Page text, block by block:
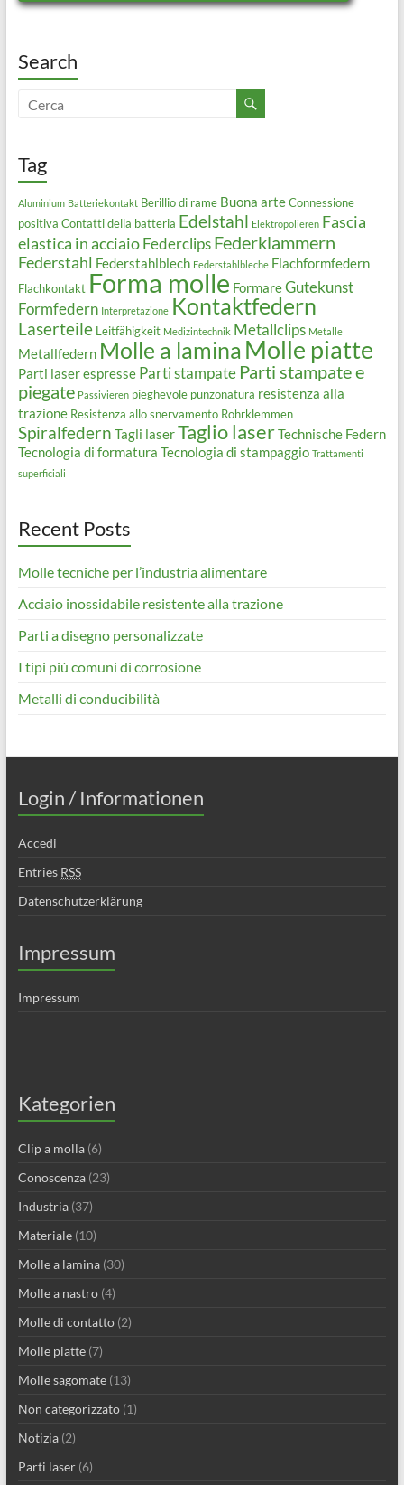
Search
Tag
Aluminium Batteriekontakt Berillio di rame Buona arte Connessione
positiva Contatti della batteria Edelstahl Elektropolieren Fascia
elastica in acciaio Federclips Federklammern
Federstahl Federstahlblech Federstahlbleche Flachformfedern
Flachkontakt Forma molle FormareGutekunst
Formfedern Interpretazione Kontaktfedern
Laserteile Leitfähigkeit Medizintechnik Metallclips Metalle
Metallfedern Molle a lamina Molle piatte
Parti laser espresse Parti stampate Parti stampate e
piegate Passivieren pieghevole punzonatura resistenza alla
trazione Resistenza allo snervamento Rohrklemmen
Spiralfedern Tagli laserTaglio laserTechnische Federn
Tecnologia di formatura Tecnologia di stampaggio Trattamenti
superficiali
Recent Posts
Molle tecniche per l’industria alimentare
Acciaio inossidabile resistente alla trazione
Parti a disegno personalizzate
I tipi più comuni di corrosione
Metalli di conducibilità
Login / Informationen
Accedi
Entries RSS
Datenschutzerklärung
Impressum
Impressum
Kategorien
Clip a molla(6)
Conoscenza(23)
Industria(37)
Materiale(10)
Molle a lamina(30)
Molle a nastro(4)
Molle di contatto(2)
Molle piatte(7)
Molle sagomate(13)
Non categorizzato(1)
Notizia(2)
Parti laser(6)